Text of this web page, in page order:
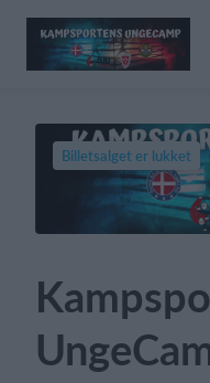
Billetsalget er lukket